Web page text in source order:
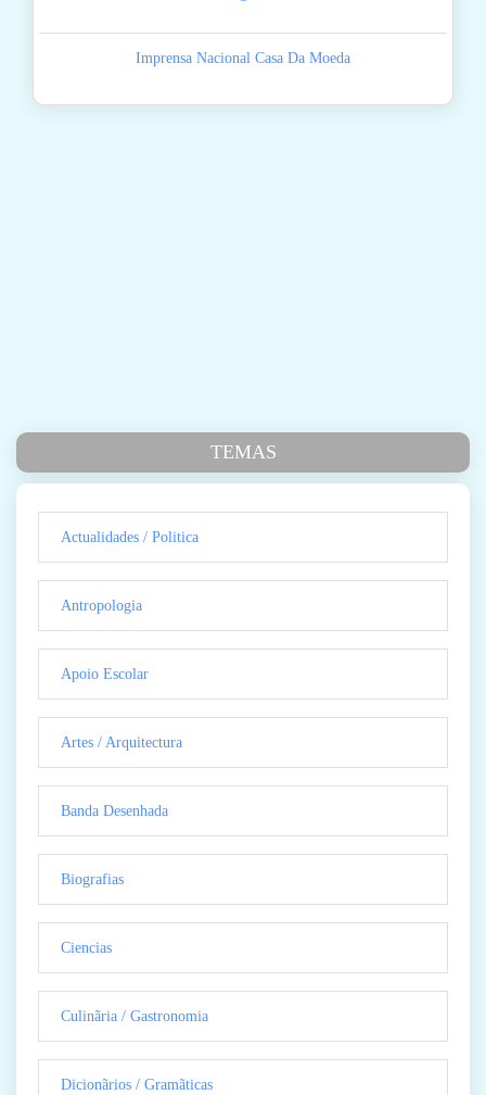
Imprensa Nacional Casa Da Moeda
TEMAS
Actualidades / Politica
Antropologia
Apoio Escolar
Artes / Arquitectura
Banda Desenhada
Biografias
Ciencias
Culinãria / Gastronomia
Dicionãrios / Gramãticas